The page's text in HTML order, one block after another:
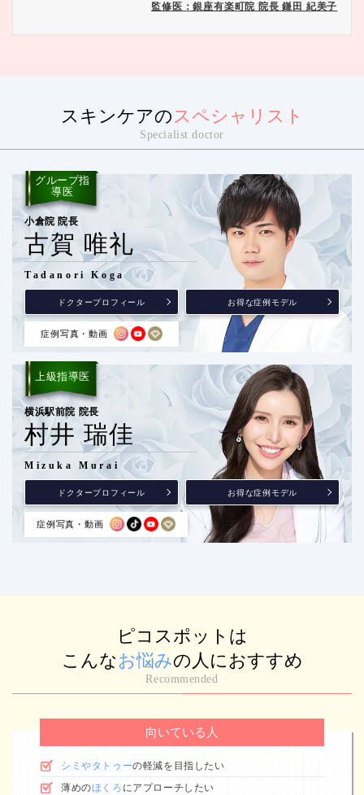
監修医：銀座有楽町院 院長 鎌田 紀美子
スキンケアのスペシャリスト
Specialist doctor
グループ指
導医
小倉院 院長
古賀 唯礼
Tadanori Koga
ドクタープロフィール お得な症例モデル
症例写真・動画
上級指導医
横浜駅前院 院長
村井 瑞佳
Mizuka Murai
ドクタープロフィール お得な症例モデル
症例写真・動画
ピコスポットは
こんなお悩みの人におすすめ
Recommended
向いている人
シミやタトゥーの軽減を目指したい
薄めのほくろ にアプローチしたい